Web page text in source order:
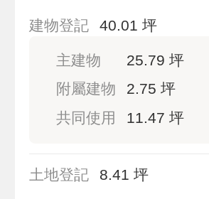
建物登記 40.01 坪
主建物
25.79 坪
附屬建物
2.75 坪
共同使用
11.47 坪
土地登記 8.41 坪